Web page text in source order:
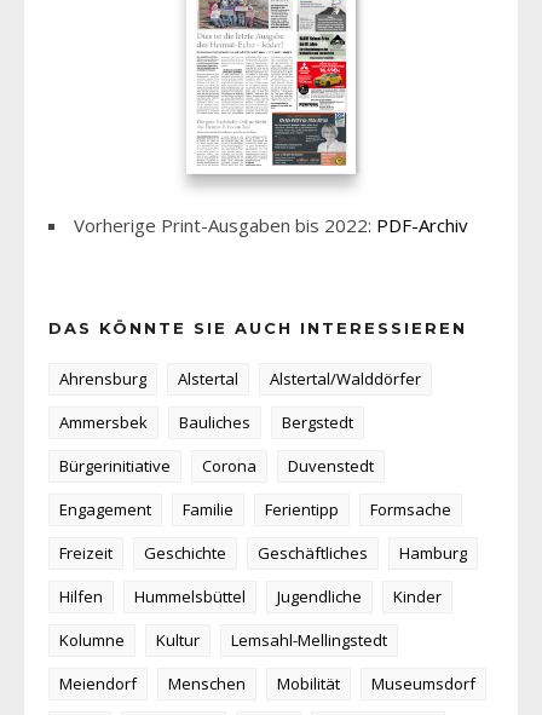
Vorherige Print-Ausgaben bis 2022: PDF-Archiv
DAS KÖNNTE SIE AUCH INTERESSIEREN
Ahrensburg Alstertal
Alstertal/Walddörfer
Ammersbek
Bauliches
Bergstedt
Bürgerinitiative
Corona
Duvenstedt
Engagement
Familie Ferientipp
Formsache
Freizeit
Geschichte Geschäftliches
Hamburg
Hilfen
Hummelsbüttel Jugendliche
Kinder
Kolumne
Kultur
Lemsahl-Mellingstedt
Meiendorf
Menschen Mobilität
Museumsdorf